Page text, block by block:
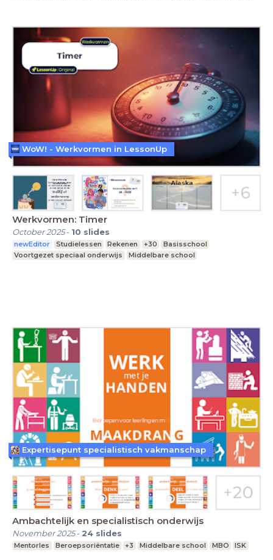
Werkvormen: Timer
October 2025- 10 slides
newEditor Studielessen Rekenen +30
Basisschool
Voortgezet speciaal onderwijs
Middelbare school
WoW! - Werkvormen in LessonUp
Ambachtelijk en specialistisch onderwijs
November 2025- 24 slides
Mentorles Beroepsoriëntatie +3 Middelbare school MBO ISK
Expertisepunt specialistisch vakmanschap